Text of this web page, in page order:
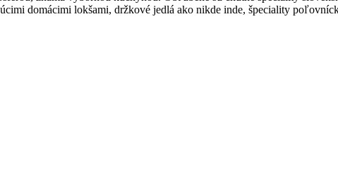
domácimi lokšami, držkové jedlá ako nikde inde, špeciality